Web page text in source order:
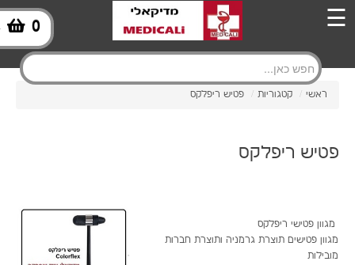
0 ☰
ראשי / קטגוריות / פטיש ריפלקס
פטיש ריפלקס
מגוון פטישי ריפלקס
מגוון פטישים תוצרת גרמניה ותוצרת חברות
מובילות
×
145.00
221.00